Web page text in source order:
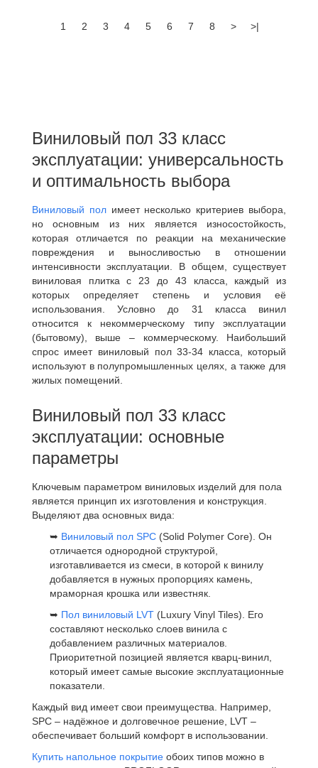
1 2 3 4 5 6 7 8 > >|
Виниловый пол 33 класс
эксплуатации: универсальность
и оптимальность выбора
Виниловый полимеет несколько критериев выбора,
но основным из них является износостойкость,
которая отличается по реакции на механические
повреждения и выносливостью в отношении
интенсивности эксплуатации. В общем, существует
виниловая плитка с 23 до 43 класса, каждый из
которых определяет степень и условия её
использования. Условно до 31 класса винил
относится к некоммерческому типу эксплуатации
(бытовому), выше – коммерческому. Наибольший
спрос имеет виниловый пол 33-34 класса , который
используют в полупромышленных целях, а также для
жилых помещений.
Виниловый пол 33 класс
эксплуатации: основные
параметры
Ключевым параметром виниловых изделий для пола
является принцип их изготовления и конструкция.
Выделяют два основных вида:
➥ Виниловый пол SPC(Solid Polymer Core). Он
отличается однородной структурой,
изготавливается из смеси, в которой к винилу
добавляется в нужных пропорциях камень,
мраморная крошка или известняк.
➥ Пол виниловый LVT(Luxury Vinyl Tiles). Его
составляют несколько слоев винила с
добавлением различных материалов.
Приоритетной позицией является кварц-винил,
который имеет самые высокие эксплуатационные
показатели.
Каждый вид имеет свои преимущества. Например,
SPC – надёжное и долговечное решение, LVT –
обеспечивает больший комфорт в использовании.
Купить напольное покрытиеобоих типов можно в